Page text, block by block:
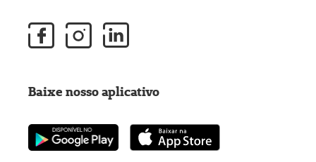
Baixe nosso aplicativo